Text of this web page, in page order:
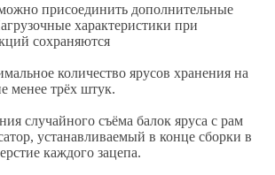
присоединить дополнительные
характеристики при
сохраняются
количество ярусов хранения на
менее трёх штук.
случайного съёма балок яруса с рам
устанавливаемый в конце сборки в
каждого зацепа.